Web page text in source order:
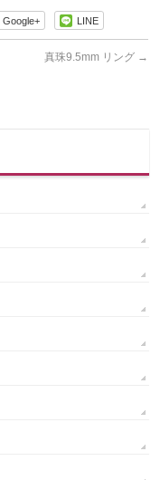
Google+ LINE
真珠9.5mm リング →